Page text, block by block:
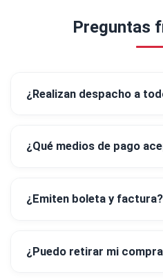
Preguntas
¿Realizan despacho a
¿Qué medios de pago
¿Emiten boleta y factura?
¿Puedo retirar mi